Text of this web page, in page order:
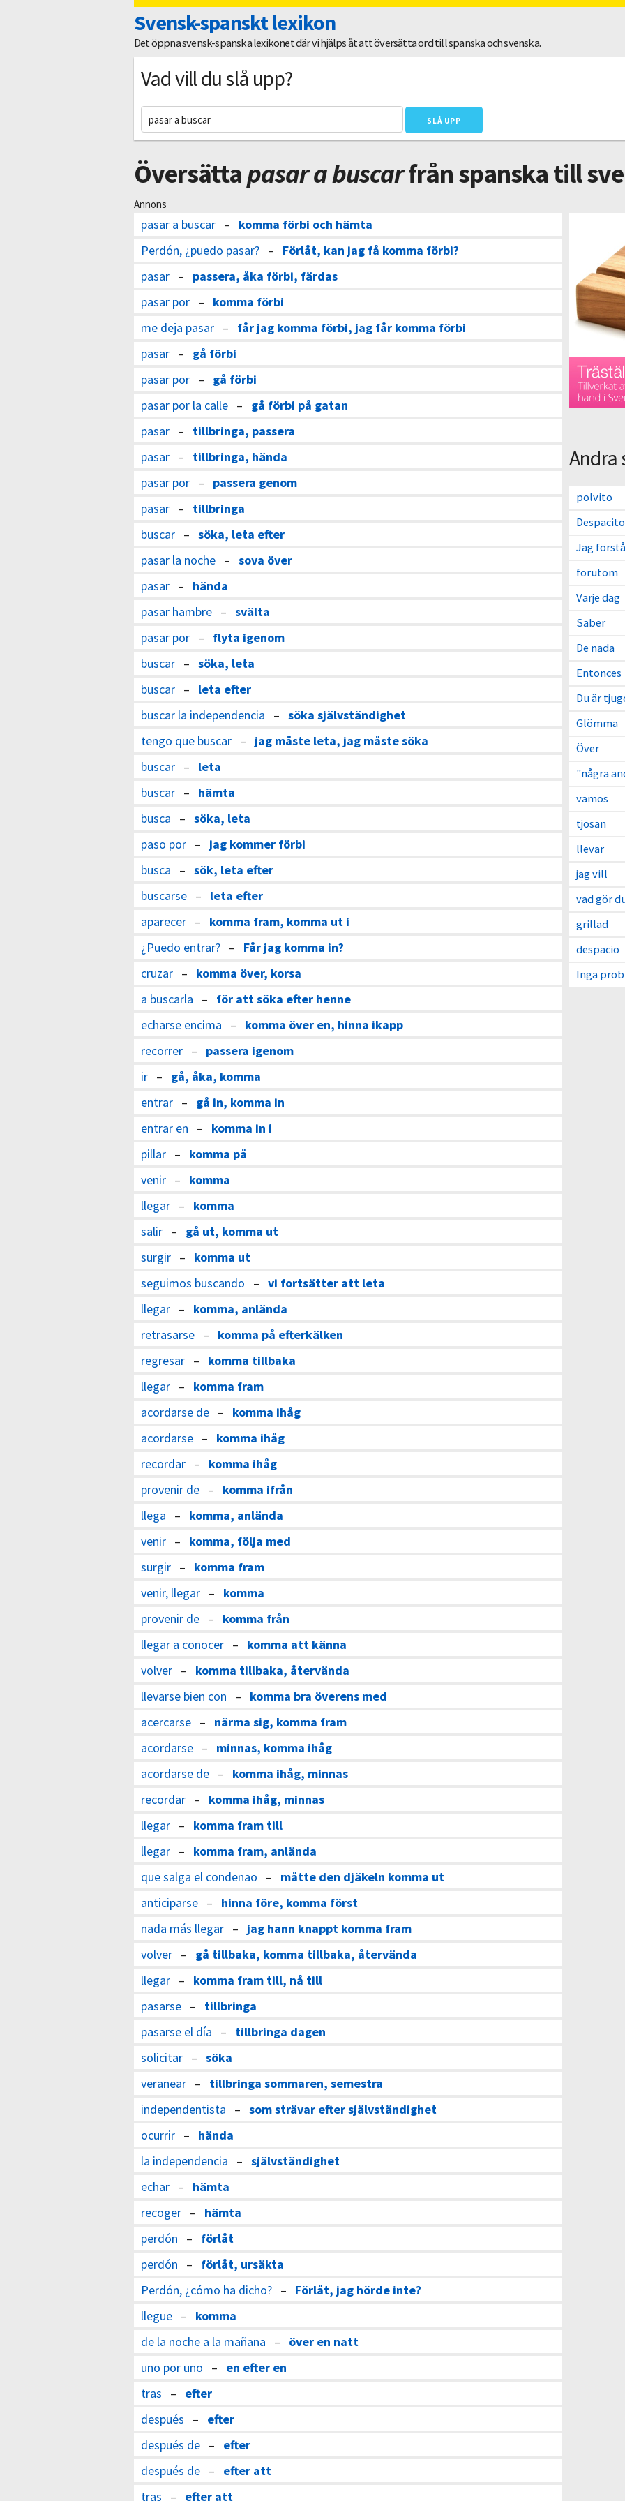
Svensk-spanskt lexikon
Det öppna svensk-spanska lexikonet där vi hjälps åt att översätta ord till spanska och svenska.
Vad vill du slå upp?
Översättapasar a buscarfrån spanska till
Andra
polvito
Despacito
Jag
förutom
Varje dag
Saber
De nada
Entonces
Du är
Glömma
Över
"några
vamos
tjosan
llevar
jag vill
vad gör
grillad
despacio
Inga
Annons
pasar a buscar – komma förbi och hämta
Perdón, ¿puedo pasar? – Förlåt, kan jag få komma förbi?
pasar – passera, åka förbi, färdas
pasar por – komma förbi
me deja pasar – får jag komma förbi, jag får komma förbi
pasar – gå förbi
pasar por – gå förbi
pasar por la calle – gå förbi på gatan
pasar – tillbringa, passera
pasar – tillbringa, hända
pasar por – passera genom
pasar – tillbringa
buscar – söka, leta efter
pasar la noche – sova över
pasar – hända
pasar hambre – svälta
pasar por – flyta igenom
buscar – söka, leta
buscar – leta efter
buscar la independencia – söka självständighet
tengo que buscar – jag måste leta, jag måste söka
buscar – leta
buscar – hämta
busca – söka, leta
paso por – jag kommer förbi
busca – sök, leta efter
buscarse – leta efter
aparecer – komma fram, komma ut i
¿Puedo entrar? – Får jag komma in?
cruzar – komma över, korsa
a buscarla – för att söka efter henne
echarse encima – komma över en, hinna ikapp
recorrer – passera igenom
ir – gå, åka, komma
entrar – gå in, komma in
entrar en – komma in i
pillar – komma på
venir – komma
llegar – komma
salir – gå ut, komma ut
surgir – komma ut
seguimos buscando – vi fortsätter att leta
llegar – komma, anlända
retrasarse – komma på efterkälken
regresar – komma tillbaka
llegar – komma fram
acordarse de – komma ihåg
acordarse – komma ihåg
recordar – komma ihåg
provenir de – komma ifrån
llega – komma, anlända
venir – komma, följa med
surgir – komma fram
venir, llegar – komma
provenir de – komma från
llegar a conocer – komma att känna
volver – komma tillbaka, återvända
llevarse bien con – komma bra överens med
acercarse – närma sig, komma fram
acordarse – minnas, komma ihåg
acordarse de – komma ihåg, minnas
recordar – komma ihåg, minnas
llegar – komma fram till
llegar – komma fram, anlända
que salga el condenao – måtte den djäkeln komma ut
anticiparse – hinna före, komma först
nada más llegar – jag hann knappt komma fram
volver – gå tillbaka, komma tillbaka, återvända
llegar – komma fram till, nå till
pasarse – tillbringa
pasarse el día – tillbringa dagen
solicitar – söka
veranear – tillbringa sommaren, semestra
independentista – som strävar efter självständighet
ocurrir – hända
la independencia – självständighet
echar – hämta
recoger – hämta
perdón – förlåt
perdón – förlåt, ursäkta
Perdón, ¿cómo ha dicho? – Förlåt, jag hörde inte?
llegue – komma
de la noche a la mañana – över en natt
uno por uno – en efter en
tras – efter
después – efter
después de – efter
después de – efter att
tras – efter att